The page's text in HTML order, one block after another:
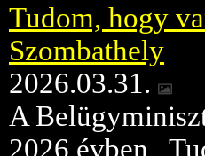
Tudom, hogy
Szombathely
2026.03.31.
A
2026 évben